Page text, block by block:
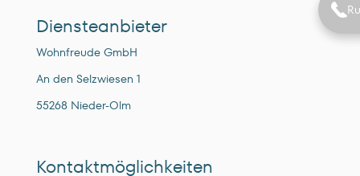
Diensteanbieter
Wohnfreude GmbH
An den Selzwiesen 1
55268 Nieder-Olm
Kontaktmöglichkeiten